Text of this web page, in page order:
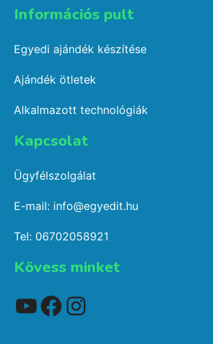
Információs pult​
Egyedi ajándék készítése
Ajándék ötletek
Alkalmazott technológiák
Kapcsolat​
Ügyfélszolgálat
E-mail: info@egyedit.hu
Tel: 06702058921
Kövess minket
YouTube
Facebook
Instagram